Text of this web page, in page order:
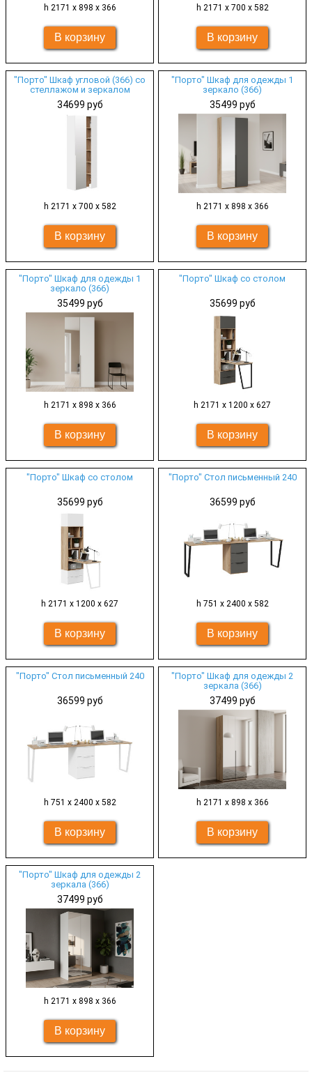
h 2171 х 898 х 366 h 2171 х 700 х 582
"Порто" Шкаф угловой (366) со
стеллажом и зеркалом
34699 руб
h 2171 х 700 х 582
"Порто" Шкаф для одежды 1
зеркало (366)
35499 руб
h 2171 х 898 х 366
"Порто" Шкаф для одежды 1
зеркало (366)
35499 руб
h 2171 х 898 х 366
"Порто" Шкаф со столом
35699 руб
h 2171 х 1200 х 627
"Порто" Шкаф со столом
35699 руб
h 2171 х 1200 х 627
"Порто" Стол письменный 240
36599 руб
h 751 х 2400 х 582
"Порто" Стол письменный 240
36599 руб
h 751 х 2400 х 582
"Порто" Шкаф для одежды 2
зеркала (366)
37499 руб
h 2171 х 898 х 366
"Порто" Шкаф для одежды 2
зеркала (366)
37499 руб
h 2171 х 898 х 366